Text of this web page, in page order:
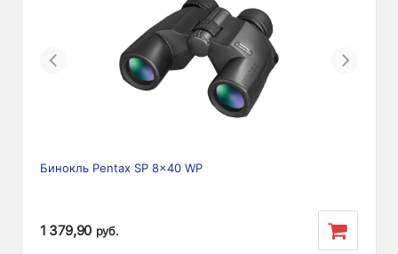
Previous Next
Бинокль Pentax SP 8x40 WP
1 379,90 руб.